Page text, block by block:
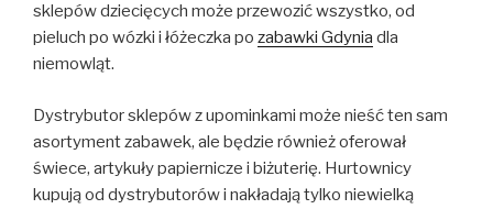
sklepów dziecięcych może przewozić wszystko, od
pieluch po wózki i łóżeczka po zabawki Gdynia dla
niemowląt.
Dystrybutor sklepów z upominkami może nieść ten sam
asortyment zabawek, ale będzie również oferował
świece, artykuły papiernicze i biżuterię. Hurtownicy
kupują od dystrybutorów i nakładają tylko niewielką